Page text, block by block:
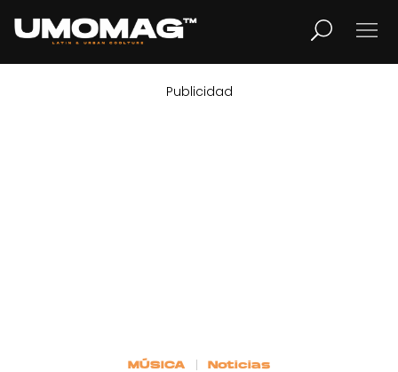
LIFESTYLE
Publicidad
MÚSICA Noticias